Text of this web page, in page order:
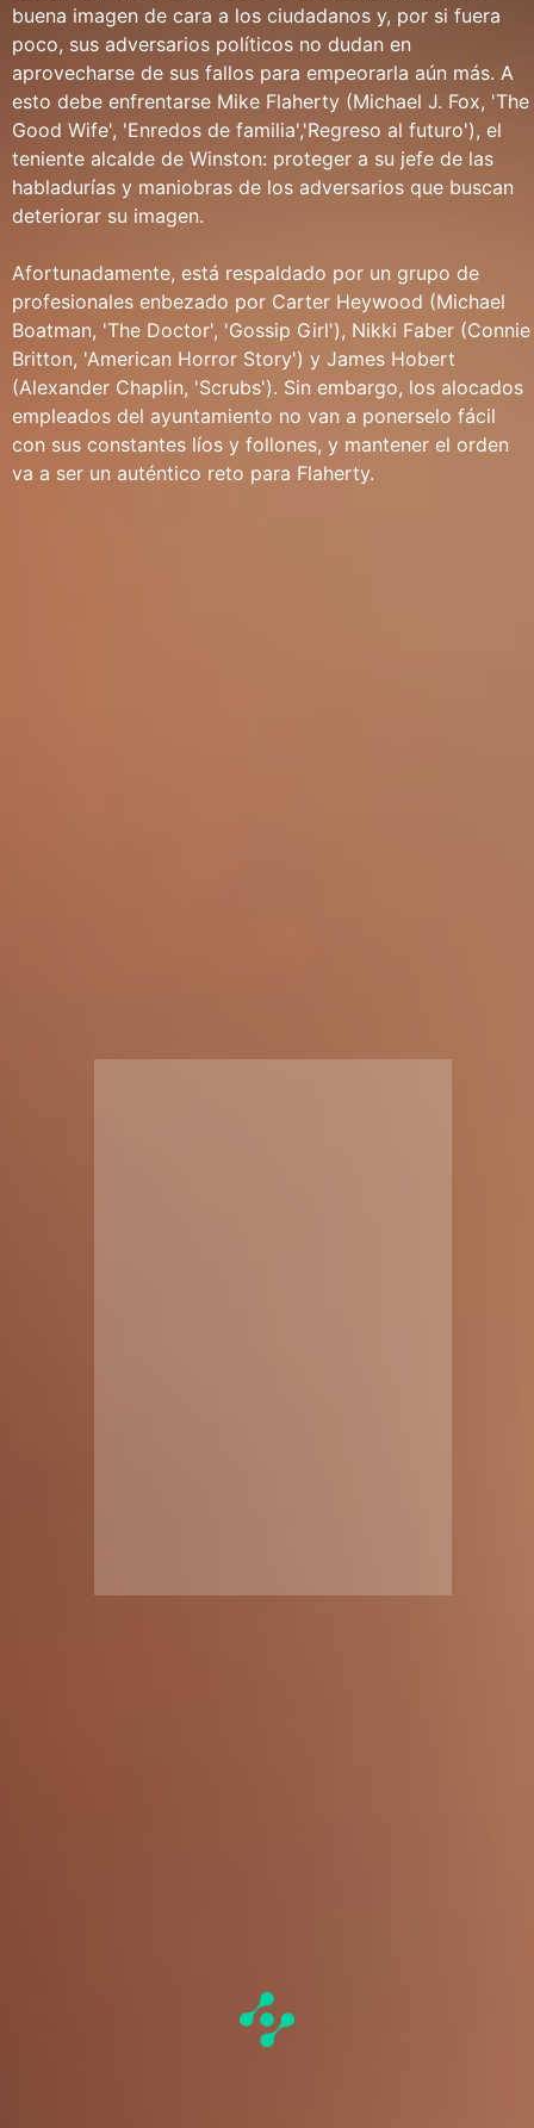
buena imagen de cara a los ciudadanos y, por si fuera
poco, sus adversarios políticos no dudan en
aprovecharse de sus fallos para empeorarla aún más. A
esto debe enfrentarse Mike Flaherty (Michael J. Fox, 'The
Good Wife', 'Enredos de familia','Regreso al futuro'), el
teniente alcalde de Winston: proteger a su jefe de las
habladurías y maniobras de los adversarios que buscan
deteriorar su imagen.
Afortunadamente, está respaldado por un grupo de
profesionales enbezado por Carter Heywood (Michael
Boatman, 'The Doctor', 'Gossip Girl'), Nikki Faber (Connie
Britton, 'American Horror Story') y James Hobert
(Alexander Chaplin, 'Scrubs'). Sin embargo, los alocados
empleados del ayuntamiento no van a ponerselo fácil
con sus constantes líos y follones, y mantener el orden
va a ser un auténtico reto para Flaherty.